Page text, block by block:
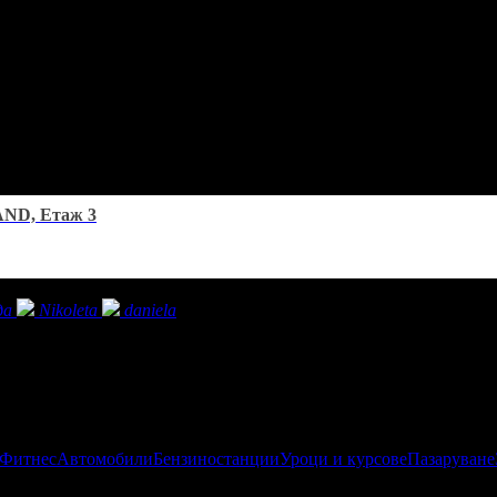
Етаж 3
Nikoleta
daniela
АвтомобилиБензиностанцииУроци и курсовеПазаруване